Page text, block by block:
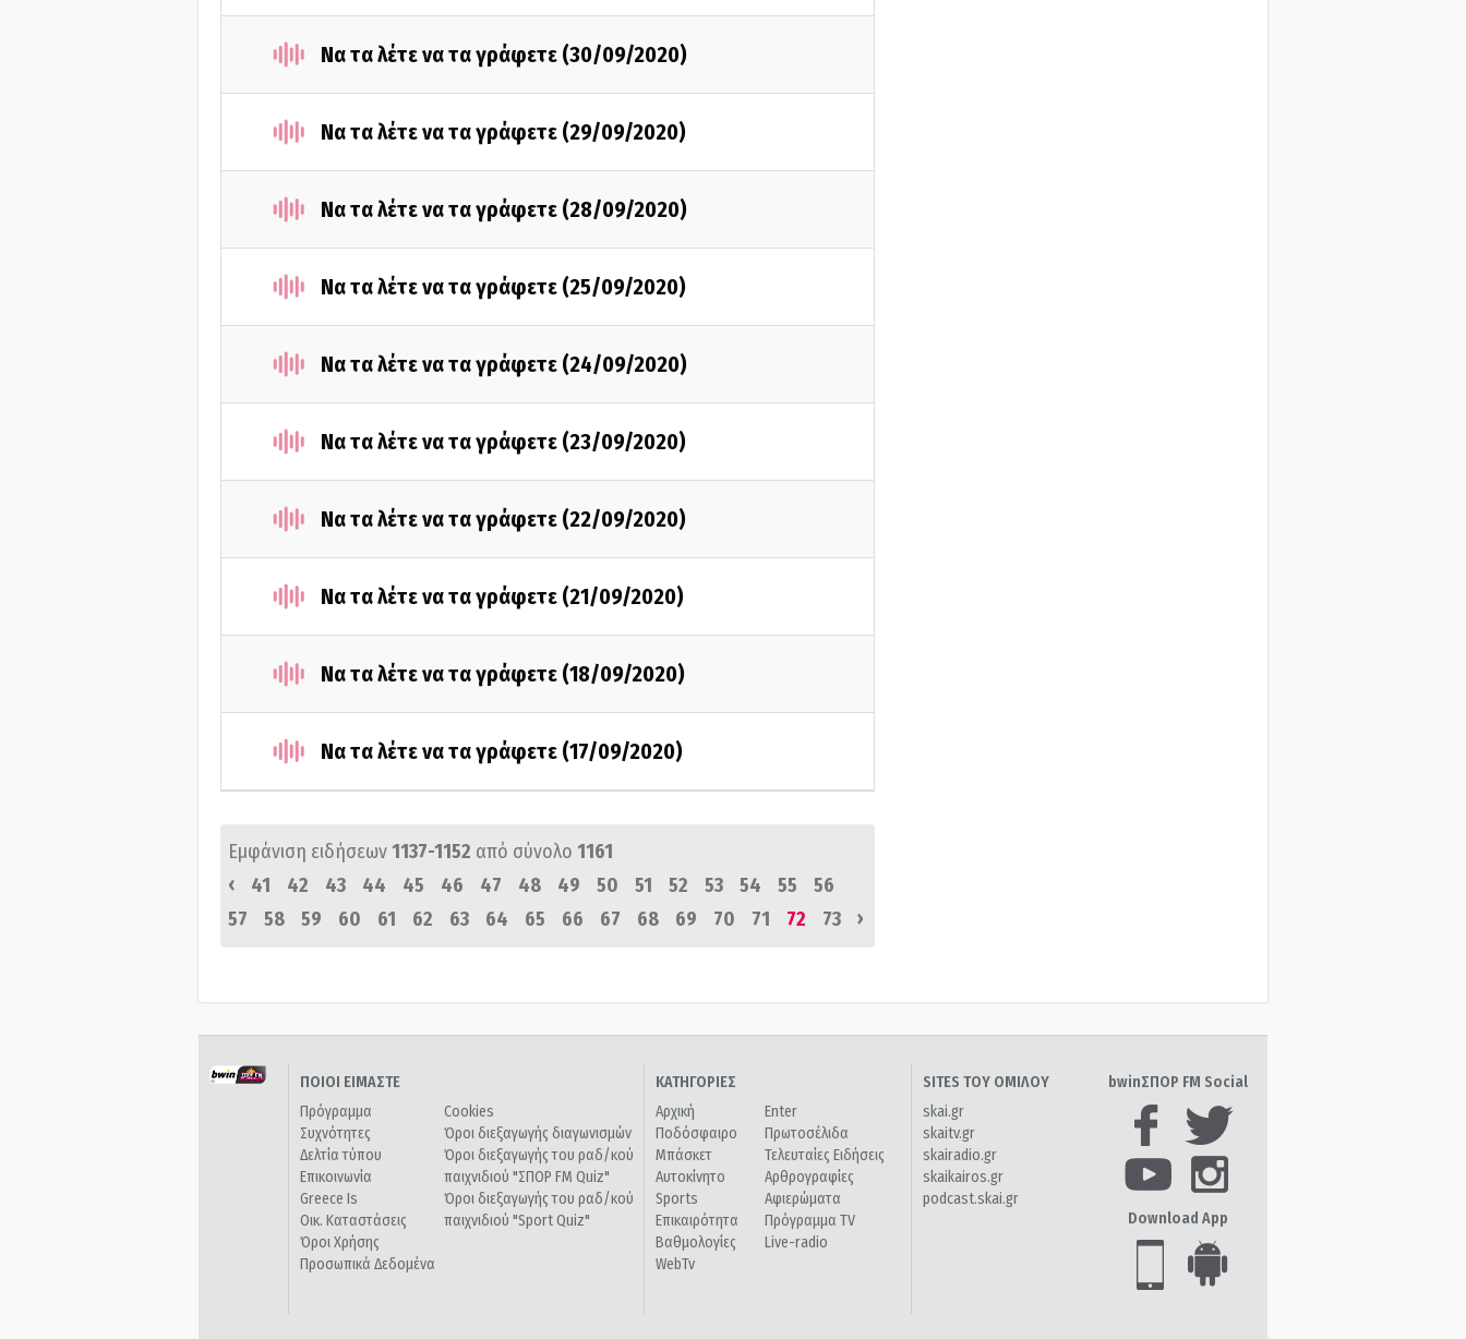
Να τα λέτε να τα γράφετε (30/09/2020)
Να τα λέτε να τα γράφετε (29/09/2020)
Να τα λέτε να τα γράφετε (28/09/2020)
Να τα λέτε να τα γράφετε (25/09/2020)
Να τα λέτε να τα γράφετε (24/09/2020)
Να τα λέτε να τα γράφετε (23/09/2020)
Να τα λέτε να τα γράφετε (22/09/2020)
Να τα λέτε να τα γράφετε (21/09/2020)
Να τα λέτε να τα γράφετε (18/09/2020)
Να τα λέτε να τα γράφετε (17/09/2020)
Εμφάνιση ειδήσεων1137-1152 από σύνολο 1161
‹
41 42 43 44 45 46 47 48 49 50 51 52 53 54 55
56
57
58 59 60 61 62 63 64 65 66 67 68 69 70 71 72 73 ›
ΠΟΙΟΙ ΕΙΜΑΣΤΕ
Πρόγραμμα
Συχνότητες
Δελτία τύπου
Επικοινωνία
Greece Is
Οικ. Καταστάσεις
Όροι Χρήσης
Προσωπικά Δεδομένα
Cookies
Όροι διεξαγωγής διαγωνισμών
Όροι διεξαγωγής του ραδ/κού
παιχνιδιού "ΣΠΟΡ FM Quiz"
Όροι διεξαγωγής του ραδ/κού
παιχνιδιού "Sport Quiz"
ΚΑΤΗΓΟΡΙΕΣ
Αρχική
Ποδόσφαιρο
Μπάσκετ
Αυτοκίνητο
Sports
Επικαιρότητα
Βαθμολογίες
WebTv
Enter
Πρωτοσέλιδα
Τελευταίες Ειδήσεις
Αρθρογραφίες
Αφιερώματα
Πρόγραμμα TV
Live-radio
SITES ΤΟΥ ΟΜΙΛΟΥ
skai.gr
skaitv.gr
skairadio.gr
skaikairos.gr
podcast.skai.gr
bwinΣΠΟΡ FM Social
Download App